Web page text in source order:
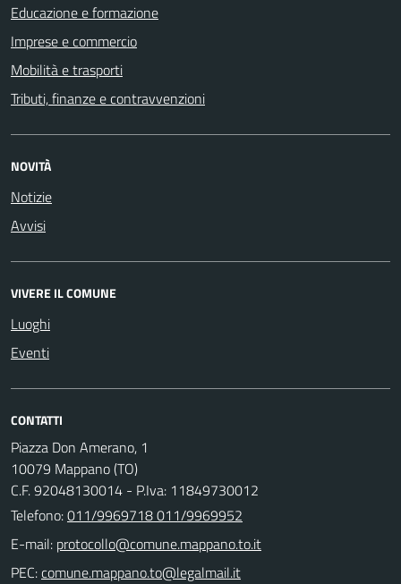
Educazione e formazione
Imprese e commercio
Mobilità e trasporti
Tributi, finanze e contravvenzioni
NOVITÀ
Notizie
Avvisi
VIVERE IL COMUNE
Luoghi
Eventi
CONTATTI
Piazza Don Amerano, 1
10079 Mappano (TO)
C.F. 92048130014 - P.Iva: 11849730012
Telefono:011/9969718 011/9969952
E-mail:
PEC: